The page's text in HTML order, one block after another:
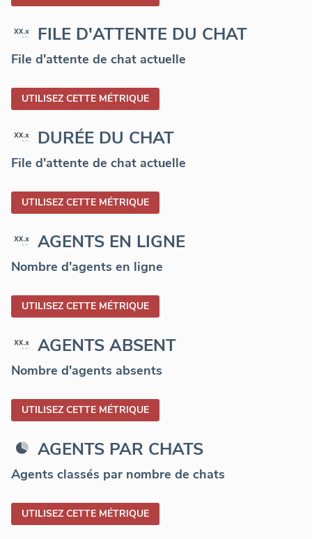
FILE D'ATTENTE DU CHAT
File d'attente de chat actuelle
UTILISEZ CETTE MÉTRIQUE
DURÉE DU CHAT
File d'attente de chat actuelle
UTILISEZ CETTE MÉTRIQUE
AGENTS EN LIGNE
Nombre d'agents en ligne
UTILISEZ CETTE MÉTRIQUE
AGENTS ABSENT
Nombre d'agents absents
UTILISEZ CETTE MÉTRIQUE
AGENTS PAR CHATS
Agents classés par nombre de chats
UTILISEZ CETTE MÉTRIQUE